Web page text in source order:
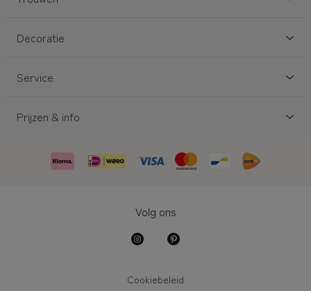
Decoratie
Service
Prijzen & info
Volg ons
Cookiebeleid